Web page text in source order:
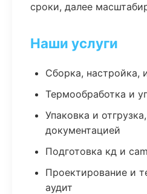
сроки, далее
Наши услуги
Сборка, настройка,
Термообработка и
Упаковка и
документацией
Подготовка кд и cam
Проектирование и
аудит